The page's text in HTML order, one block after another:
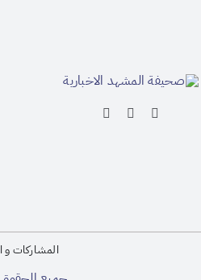
المشاركات و